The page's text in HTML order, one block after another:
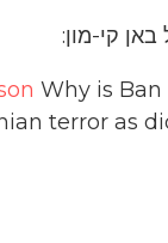
Why is
terror as